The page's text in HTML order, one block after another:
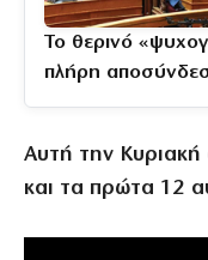
Το θερινό
πλήρη
Αυτή την
και τα πρώτα 12